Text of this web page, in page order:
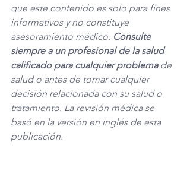
que este contenido es solo para fines
informativos y no constituye
asesoramiento médico. Consulte
siempre a un profesional de la salud
calificado para cualquier problema de
salud o antes de tomar cualquier
decisión relacionada con su salud o
tratamiento. La revisión médica se
basó en la versión en inglés de esta
publicación.